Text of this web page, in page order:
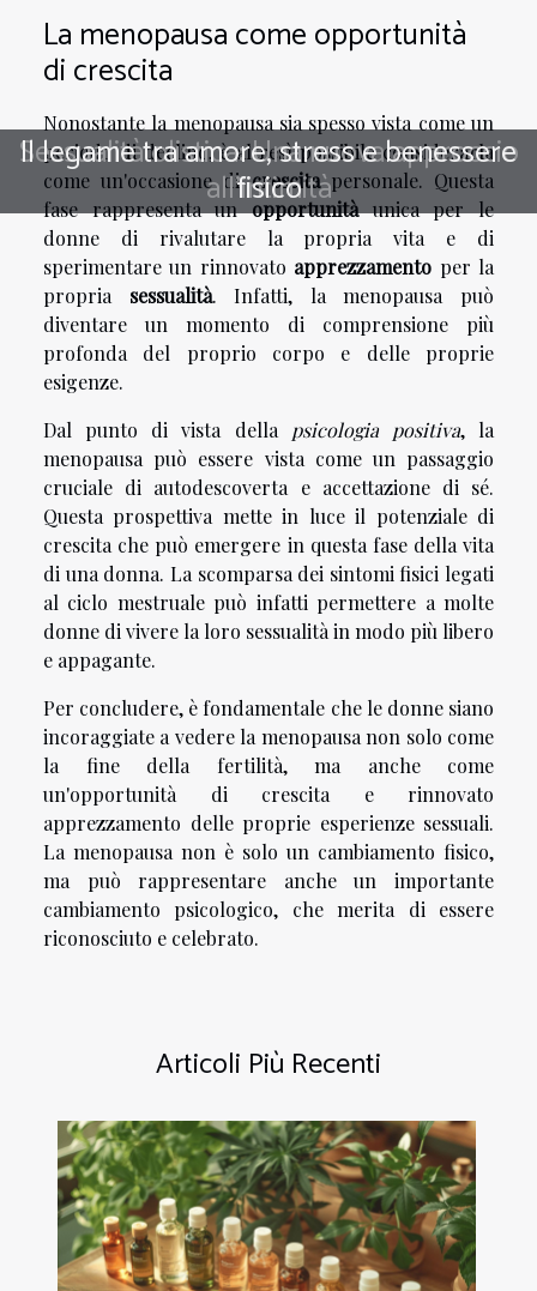
La menopausa come opportunità
di crescita
Nonostante la menopausa sia spesso vista come un
periodo di declino, è altresì possibile considerarla
come un'occasione dicrescitapersonale. Questa
fase rappresenta unopportunitàunica per le
donne di rivalutare la propria vita e di
sperimentare un rinnovato apprezzamento per la
propria sessualità. Infatti, la menopausa può
diventare un momento di comprensione più
profonda del proprio corpo e delle proprie
esigenze.
Dal punto di vista della
psicologia positiva, la
menopausa può essere vista come un passaggio
cruciale di autodescoverta e accettazione di sé.
Questa prospettiva mette in luce il potenziale di
crescita che può emergere in questa fase della vita
di una donna. La scomparsa dei sintomi fisici legati
al ciclo mestruale può infatti permettere a molte
donne di vivere la loro sessualità in modo più libero
e appagante.
Per concludere, è fondamentale che le donne siano
incoraggiate a vedere la menopausa non solo come
la fine della fertilità, ma anche come
un'opportunità di crescita e rinnovato
apprezzamento delle proprie esperienze sessuali.
La menopausa non è solo un cambiamento fisico,
ma può rappresentare anche un importante
cambiamento psicologico, che merita di essere
riconosciuto e celebrato.
Articoli Più Recenti
Sessualità olistica: Una nuova approccio
all'intimità
Il legame tra amore, stress e benessere
fisico